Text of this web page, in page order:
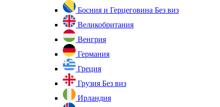
Босния и Герцеговина Без виз
Великобритания
Венгрия
Германия
Греция
Грузия Без виз
Ирландия